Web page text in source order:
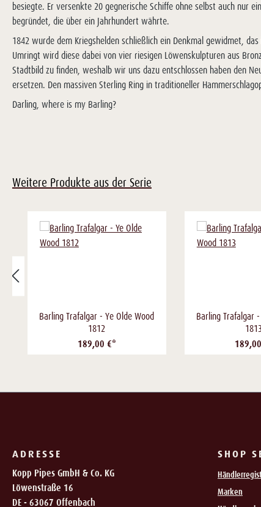
besiegte. Er versenkte 20 gegnerische Schiffe ohne selbst auch nur
begründet, die über ein Jahrhundert währte.
1842 wurde dem Kriegshelden schließlich ein Denkmal gewidmet,
Umringt wird diese dabei von vier riesigen Löwenskulpturen aus
Stadtbild zu finden, weshalb wir uns dazu entschlossen haben den
ersetzen. Den massiven Sterling Ring in traditioneller
Darling, where is my Barling?
Weitere Produkte aus der Serie
Barling Trafalgar - Ye Olde Wood
1812
189,00 €*
Barling Trafalgar
ADRESSE
Kopp Pipes GmbH & Co. KG
Löwenstraße 16
DE - 63067 Offenbach
SHOP
Marken